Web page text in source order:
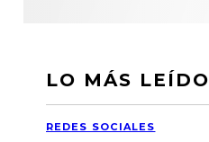
LO MÁS LEÍDO
REDES SOCIALES